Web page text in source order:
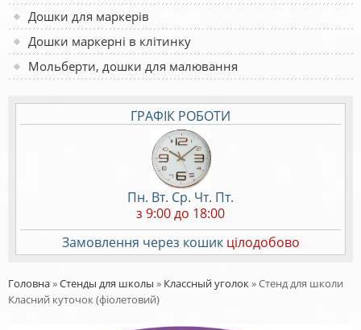
Дошки для маркерів
Дошки маркерні в клітинку
Мольберти, дошки для малювання
ГРАФІК РОБОТИ
Пн. Вт. Ср. Чт. Пт.
з 9:00 до 18:00
Замовлення через кошик цілодобово
Головна»Стенды для школы » Классный уголок»Стенд для школи
Класний куточок (фіолетовий)